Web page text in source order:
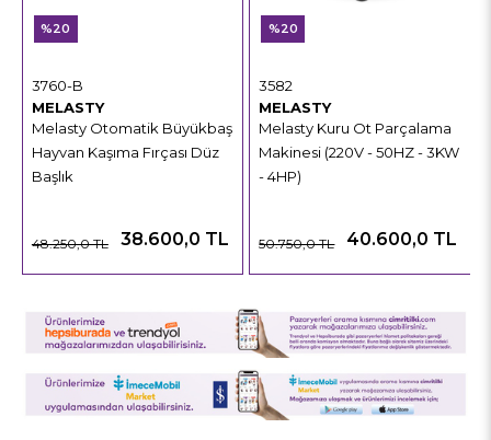
MELASTY
Melasty Otomatik Büyükbaş
Hayvan Kaşıma Fırçası Düz
Başlık
3760-B
38.600,0 TL
48.250,0 TL
%20
MELASTY
Melasty Kuru Ot Parçalama
Makinesi (220V - 50HZ - 3KW
- 4HP)
3582
40.600,0 TL
50.750,0 TL
%20